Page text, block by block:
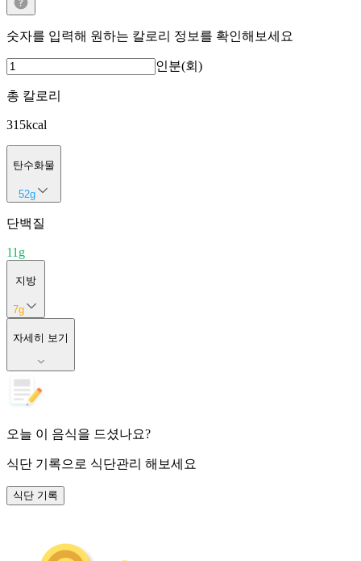
숫자를 입력해 원하는 칼로리 정보를 확인해보세요
인분(회)
총 칼로리
315kcal
탄수화물
52g
단백질
11 g
지방
7g
자세히 보기
오늘 이 음식을 드셨나요?
식단 기록으로 식단관리 해보세요
식단 기록